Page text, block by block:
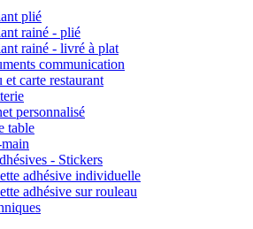
plié
rainé - plié
rainé - livré à plat
communication
et carte restaurant
personnalisé
table
- Stickers
adhésive individuelle
adhésive sur rouleau